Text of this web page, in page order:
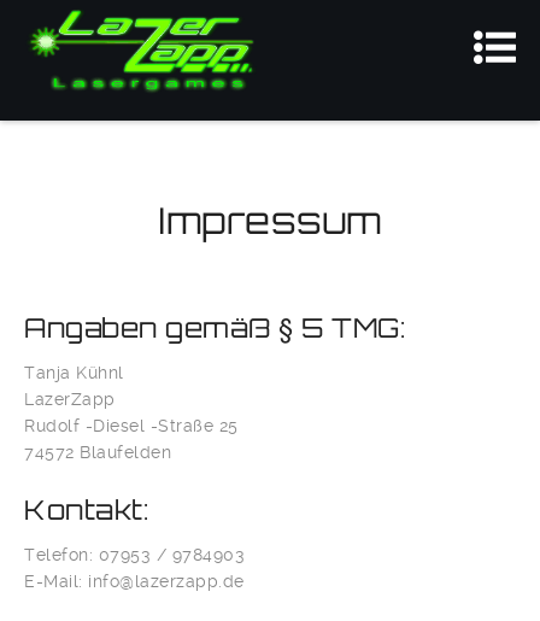
Impressum
Angaben gemäß § 5 TMG:
Tanja Kühnl
LazerZapp
Rudolf -Diesel -Straße 25
74572 Blaufelden
Kontakt:
Telefon: 07953 / 9784903
E-Mail: info@lazerzapp.de